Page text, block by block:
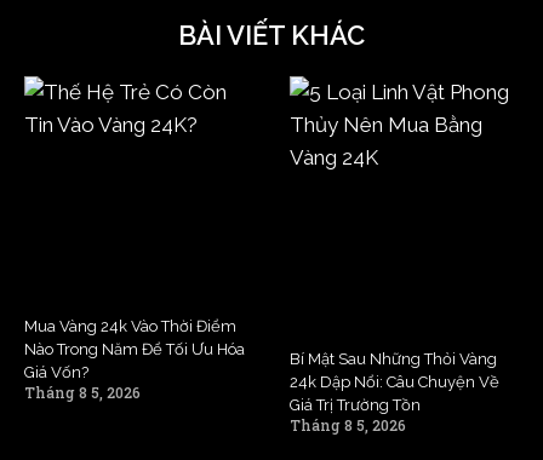
BÀI VIẾT KHÁC
Mua Vàng 24k Vào Thời Điểm
Nào Trong Năm Để Tối Ưu Hóa
Giá Vốn?
Tháng 8 5, 2026
Bí Mật Sau Những Thỏi Vàng
24k Dập Nổi: Câu Chuyện Về
Giá Trị Trường Tồn
Tháng 8 5, 2026